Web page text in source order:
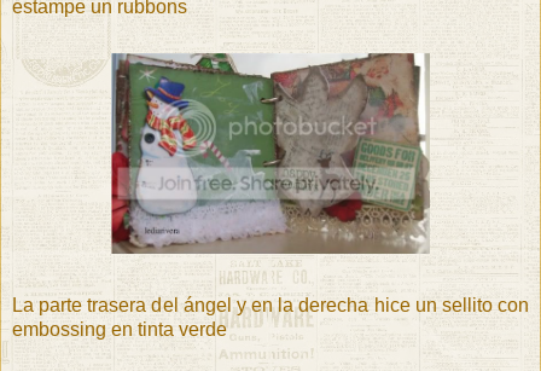
estampe un rubbons
La parte trasera del ángel y en la derecha hice un sellito con
embossing en tinta verde